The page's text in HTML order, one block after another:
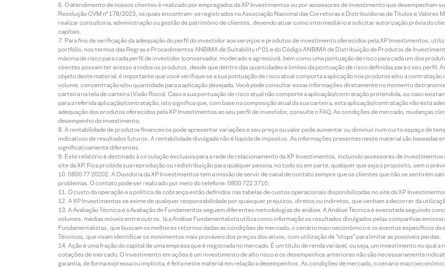
O atendimento de nossos clientes é realizado por empregados da XP Investimentos ou por assessores de investimento que desempenham
Resolução CVM nº 178/2023, os quais encontram-se registrados na Associação Nacional das Corretoras e Distribuidoras de Títulos e Valores
realizar consultoria, administração ou gestão de patrimônio de clientes, devendo atuar como intermediário e solicitar autorização prévia do
capitais.
Para fins de verificação da adequação do perfil do investidor aos serviços e produtos de investimento oferecidos pela XP Investimentos,
portfólio, nos termos das Regras e Procedimentos ANBIMA de Suitability nº 01 e do Código ANBIMA de Distribuição de Produtos de
máxima de risco para cada perfil de investidor (conservador, moderado e agressivo), bem como uma pontuação de risco para cada um dos
clientes possam ter acesso a todos os produtos, desde que dentro das quantidades e limites da pontuação de risco definidas para o seu perfil.
objeto deste material, é importante que você verifique se a sua pontuação de risco atual comporta a aplicação nos produtos e/ou a contratação
volume, concentração e/ou quantidade para a aplicação desejada. Você pode consultar essas informações diretamente no momento da
carteira na tela de carteira (Visão Risco). Caso a sua pontuação de risco atual não comporte a aplicação/contratação pretendida, ou caso
para a referida aplicação/contratação, isto significa que, com base na composição atual da sua carteira, esta aplicação/contratação não está
adequação dos produtos oferecidos pela XP Investimentos ao seu perfil de investidor, consulte o FAQ. As condições de mercado, mudanças
desempenho do investimento.
A rentabilidade de produtos financeiros pode apresentar variações e seu preço ou valor pode aumentar ou diminuir num curto espaço de
indicativos de resultados futuros. A rentabilidade divulgada não é líquida de impostos. As informações presentes neste material são baseadas
significativamente diferentes.
Este relatório é destinado à circulação exclusiva para a rede de relacionamento da XP Investimentos, incluindo assessores de investimentos
site da XP. Fica proibida sua reprodução ou redistribuição para qualquer pessoa, no todo ou em parte, qualquer que seja o propósito, sem o
0800 77 20202. A Ouvidoria da XP Investimentos tem a missão de servir de canal de contato sempre que os clientes que não se sentirem
problemas. O contato pode ser realizado por meio do telefone: 0800 722 3710.
O custo da operação e a política de cobrança estão definidos nas tabelas de custos operacionais disponibilizadas no site da XP
A XP Investimentos se exime de qualquer responsabilidade por quaisquer prejuízos, diretos ou indiretos, que venham a decorrer da
A Avaliação Técnica e a Avaliação de Fundamentos seguem diferentes metodologias de análise. A Análise Técnica é executada seguindo
volumes, médias móveis entre outros. Já a Análise Fundamentalista utiliza como informação os resultados divulgados pelas companhias
Fundamentalistas, que buscam os melhores retornos dadas as condições de mercado, o cenário macroeconômico e os eventos específicos
Técnicos, que visam identificar os movimentos mais prováveis dos preços dos ativos, com utilização de “stops” para limitar as possíveis perdas.
Ação é uma fração do capital de uma empresa que é negociada no mercado. É um título de renda variável, ou seja, um investimento no qual
cotações de mercado. O investimento em ações é um investimento de alto risco e os desempenhos anteriores não são necessariamente
garantia, de forma expressa ou implícita, é feita neste material em relação a desempenhos. As condições de mercado, o cenário